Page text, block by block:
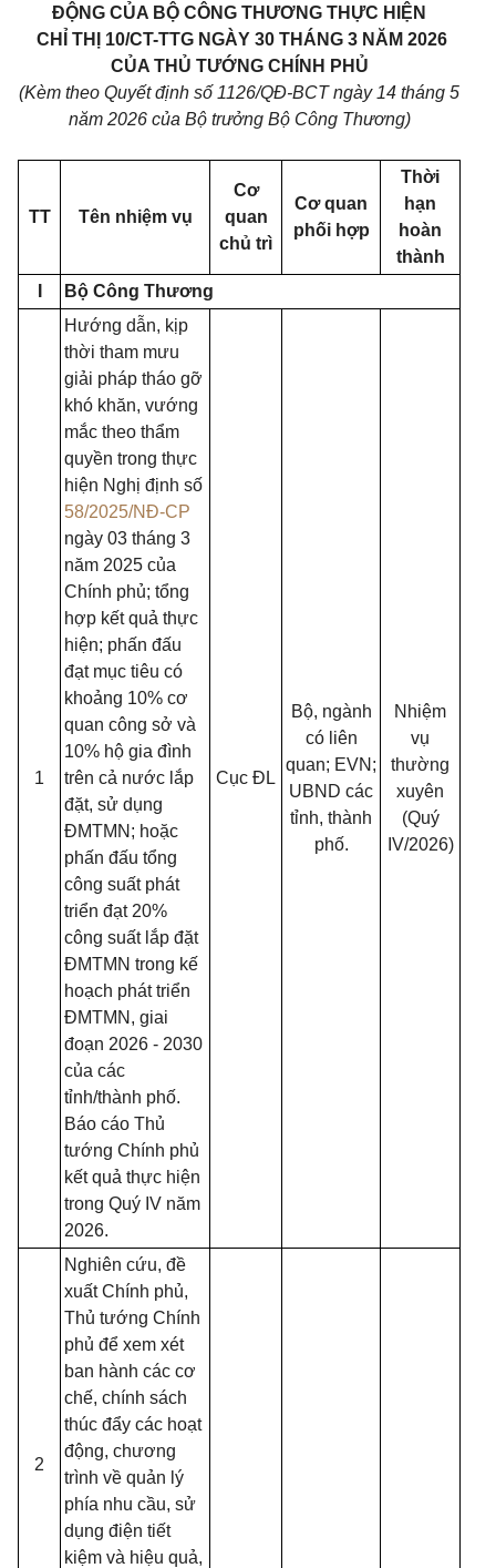
ĐỘNG CỦA BỘ CÔNG THƯƠNG THỰC HIỆN
CHỈ THỊ 10/CT-TTG NGÀY 30 THÁNG 3 NĂM 2026
CỦA THỦ TƯỚNG CHÍNH PHỦ
(Kèm theo Quyết định số 1126/QĐ-BCT ngày 14 tháng 5
năm 2026 của Bộ trưởng Bộ Công Thương)
TT Tên nhiệm vụ
Cơ
quan
chủ trì
Cơ quan
phối hợp
Thời
hạn
hoàn
thành
Bộ Công Thương
1
Hướng dẫn, kịp
thời tham mưu
giải pháp tháo gỡ
khó khăn, vướng
mắc theo thẩm
quyền trong thực
hiện Nghị định số
58/2025/NĐ-CP
ngày 03 tháng 3
năm 2025 của
Chính phủ; tổng
hợp kết quả thực
hiện; phấn đấu
đạt mục tiêu có
khoảng 10% cơ
quan công sở và
10% hộ gia đình
trên cả nước lắp
đặt, sử dụng
ĐMTMN; hoặc
phấn đấu tổng
công suất phát
triển đạt 20%
công suất lắp đặt
ĐMTMN trong kế
hoạch phát triển
ĐMTMN, giai
đoạn 2026 - 2030
của các
tỉnh/thành phố.
Báo cáo Thủ
tướng Chính phủ
kết quả thực hiện
trong Quý IV năm
2026.
Cục ĐL
Bộ, ngành
có liên
quan; EVN;
UBND các
tỉnh, thành
phố.
Nhiệm
vụ
thường
xuyên
(Quý
IV/2026)
2
Nghiên cứu, đề
xuất Chính phủ,
Thủ tướng Chính
phủ để xem xét
ban hành các cơ
chế, chính sách
thúc đẩy các hoạt
động, chương
trình về quản lý
phía nhu cầu, sử
dụng điện tiết
kiệm và hiệu quả,